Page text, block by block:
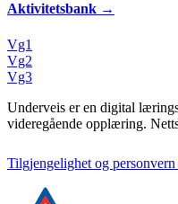
Aktivitetsbank →
Vg1
Vg2
Vg3
Underveis er en digital
videregående opplæring.
Tilgjengelighet og personvern